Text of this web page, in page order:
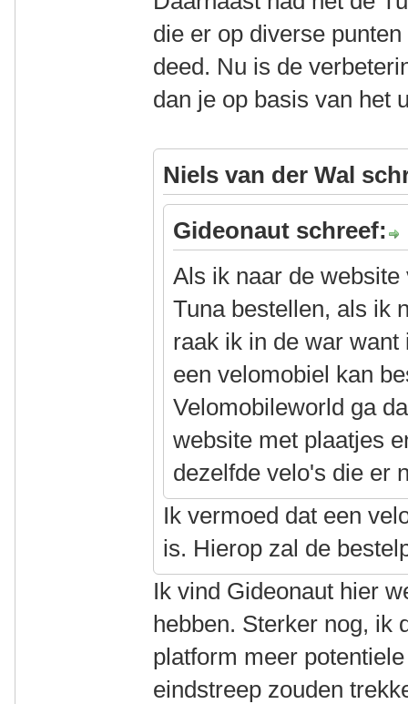
die er op diverse
deed. Nu is de
dan je op basis van het
Niels van der Wal
Gideonaut schreef:
Als ik naar de
Tuna bestellen, als ik
raak ik in de war
een velomobiel kan
Velomobileworld ga
website met plaatjes
dezelfde velo's die er
Ik vermoed dat een
is. Hierop zal de
Ik vind Gideonaut hier
hebben. Sterker nog, ik
platform meer
eindstreep zouden